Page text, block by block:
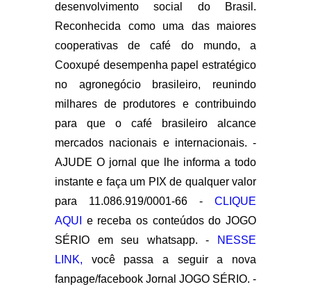
desenvolvimento social do Brasil.
Reconhecida como uma das maiores
cooperativas de café do mundo, a
Cooxupé desempenha papel estratégico
no agronegócio brasileiro, reunindo
milhares de produtores e contribuindo
para que o café brasileiro alcance
mercados nacionais e internacionais. -
AJUDE O jornal que lhe informa a todo
instante e faça um PIX de qualquer valor
para 11.086.919/0001-66 - CLIQUE
AQUI
e receba os conteúdos do JOGO
SÉRIO em seu whatsapp. -
NESSE
LINK, você passa a seguir a nova
fanpage/facebook Jornal JOGO SÉRIO. -